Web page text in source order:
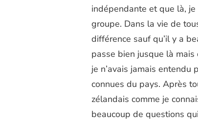
indépendante et que là,
groupe. Dans la vie de
différence sauf qu’il y a
passe bien jusque là
je n’avais jamais
connues du pays. Après
zélandais comme je
beaucoup de questions